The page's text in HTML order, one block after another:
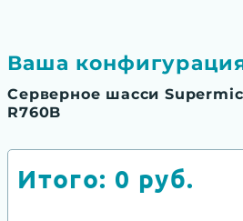
Ваша
Серверное шасси
R760B
Итого: 0 руб.